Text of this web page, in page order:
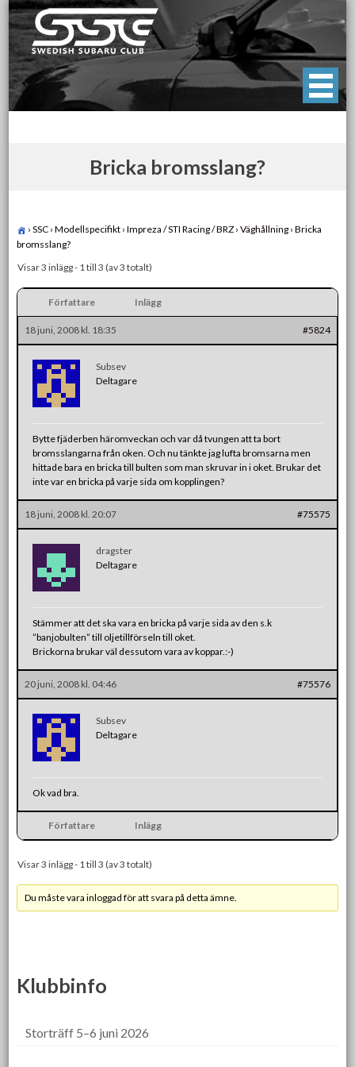
Skip
to
content
Swedish Subaru Club
För oss som älskar Subaru!
Bricka bromsslang?
› SSC › Modellspecifikt › Impreza / STI Racing / BRZ › Väghållning › Bricka
bromsslang?
Visar 3 inlägg - 1 till 3 (av 3 totalt)
Författare Inlägg
18 juni, 2008 kl. 18:35 #5824
Subsev
Deltagare
Bytte fjäderben häromveckan och var då tvungen att ta bort
bromsslangarna från oken. Och nu tänkte jag lufta bromsarna men
hittade bara en bricka till bulten som man skruvar in i oket. Brukar det
inte var en bricka på varje sida om kopplingen?
18 juni, 2008 kl. 20:07 #75575
dragster
Deltagare
Stämmer att det ska vara en bricka på varje sida av den s.k
”banjobulten” till oljetillförseln till oket.
Brickorna brukar väl dessutom vara av koppar.:-)
20 juni, 2008 kl. 04:46 #75576
Subsev
Deltagare
Ok vad bra.
Författare Inlägg
Visar 3 inlägg - 1 till 3 (av 3 totalt)
Du måste vara inloggad för att svara på detta ämne.
Klubbinfo
Storträff 5–6 juni 2026